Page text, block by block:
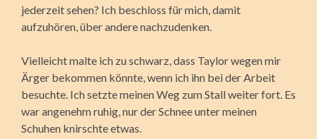
jederzeit sehen? Ich beschloss für mich, damit
aufzuhören, über andere nachzudenken.
Vielleicht malte ich zu schwarz, dass Taylor wegen mir
Ärger bekommen könnte, wenn ich ihn bei der Arbeit
besuchte. Ich setzte meinen Weg zum Stall weiter fort. Es
war angenehm ruhig, nur der Schnee unter meinen
Schuhen knirschte etwas.